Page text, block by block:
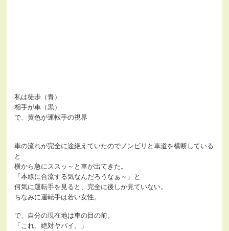
私は徒歩（青）
相手が車（黒）
で、黄色が運転手の視界
車の流れが完全に途絶えていたのでノンビリと車道を横断している
と
横から急にススッ～と車が出てきた。
「本線に合流する気なんだろうなぁ～」と
何気に運転手を見ると、完全に後しか見ていない。
ちなみに運転手は若い女性。
で、自分の現在地は車の目の前。
「これ、絶対ヤバイ。」